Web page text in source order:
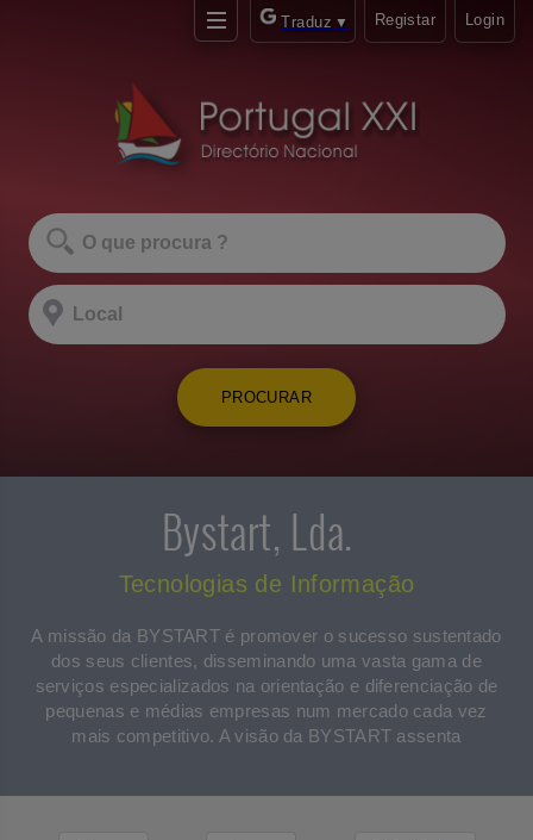
Traduz ▼ Registar Login
PROCURAR
Bystart, Lda.
Tecnologias de Informação
A missão da BYSTART é promover o sucesso sustentado
dos seus clientes, disseminando uma vasta gama de
serviços especializados na orientação e diferenciação de
pequenas e médias empresas num mercado cada vez
mais competitivo. A visão da BYSTART assenta